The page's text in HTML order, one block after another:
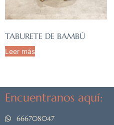
TABURETE DE BAMBÚ
Leer más
Encuentranos aquí:
666708047